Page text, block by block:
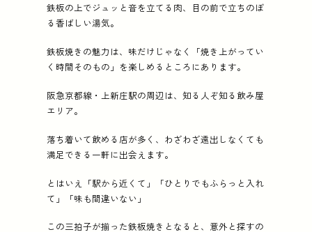
紹介店 (5店): 鉄板酒場 寺脇屋、お好み焼き とき 上
鉄板の上でジュッと音を立てる肉、目の前で立ちのぼ
る香ばしい湯気。
鉄板焼きの魅力は、味だけじゃなく「焼き上がってい
く時間そのもの」を楽しめるところにあります。
阪急京都線・上新庄駅の周辺は、知る人ぞ知る飲み屋
エリア。
落ち着いて飲める店が多く、わざわざ遠出しなくても
満足できる一軒に出会えます。
とはいえ「駅から近くて」「ひとりでもふらっと入れ
て」「味も間違いない」
この三拍子が揃った鉄板焼きとなると、意外と探すの